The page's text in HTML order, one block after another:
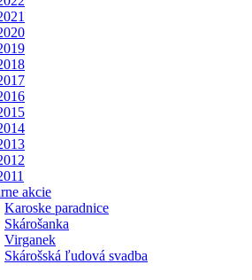
akcie
Karoske paradnice
Skárošanka
Virganek
Skárošská ľudová svadba